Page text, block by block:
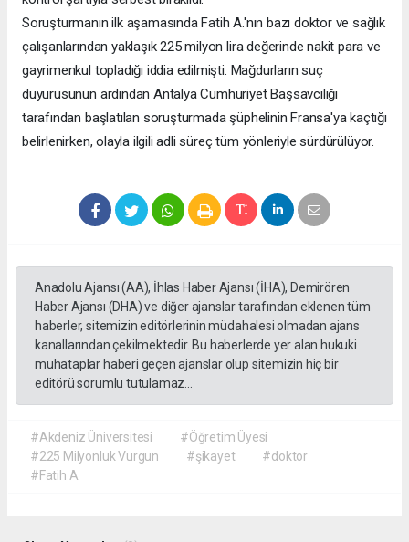
Soruşturmanın ilk aşamasında Fatih A.'nın bazı doktor ve sağlık
çalışanlarından yaklaşık 225 milyon lira değerinde nakit para ve
gayrimenkul topladığı iddia edilmişti. Mağdurların suç
duyurusunun ardından Antalya Cumhuriyet Başsavcılığı
tarafından başlatılan soruşturmada şüphelinin Fransa'ya kaçtığı
belirlenirken, olayla ilgili adli süreç tüm yönleriyle sürdürülüyor.
Anadolu Ajansı (AA), İhlas Haber Ajansı (İHA), Demirören
Haber Ajansı (DHA) ve diğer ajanslar tarafından eklenen tüm
haberler, sitemizin editörlerinin müdahalesi olmadan ajans
kanallarından çekilmektedir. Bu haberlerde yer alan hukuki
muhataplar haberi geçen ajanslar olup sitemizin hiç bir
editörü sorumlu tutulamaz...
#Akdeniz Üniversitesi
#Öğretim Üyesi
#225 Milyonluk Vurgun
#şikayet
#doktor
#Fatih A